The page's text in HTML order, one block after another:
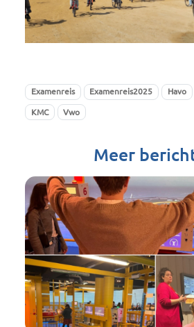
Examenreis Examenreis2025 Havo
KMC Vwo
Meer